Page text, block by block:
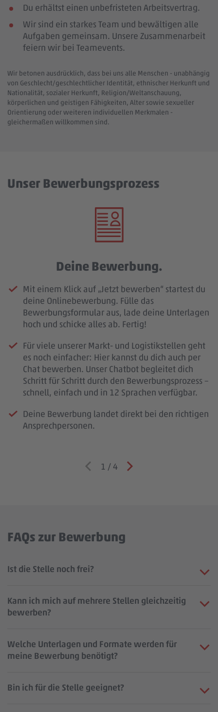
Du erhältst einen unbefristeten Arbeitsvertrag.
Wir sind ein starkes Team und bewältigen alle
Aufgaben gemeinsam. Unsere Zusammenarbeit
feiern wir bei Teamevents.
Wir betonen ausdrücklich, dass bei uns alle Menschen - unabhängig
von Geschlecht/geschlechtlicher Identität, ethnischer Herkunft und
Nationalität, sozialer Herkunft, Religion/Weltanschauung,
körperlichen und geistigen Fähigkeiten, Alter sowie sexueller
Orientierung oder weiteren individuellen Merkmalen -
gleichermaßen willkommen sind.
Unser Bewerbungsprozess
Deine Bewerbung.
Mit einem Klick auf „Jetzt bewerben“ startest du
deine Onlinebewerbung. Fülle das
Bewerbungsformular aus, lade deine Unterlagen
hoch und schicke alles ab. Fertig!
Für viele unserer Markt- und Logistikstellen geht
es noch einfacher: Hier kannst du dich auch per
Chat bewerben. Unser Chatbot begleitet dich
Schritt für Schritt durch den Bewerbungsprozess –
schnell, einfach und in 12 Sprachen verfügbar.
Deine Bewerbung landet direkt bei den richtigen
Ansprechpersonen.
1 / 4
FAQs zur Bewerbung
Ist die Stelle noch frei?
Kann ich mich auf mehrere Stellen gleichzeitig
bewerben?
Welche Unterlagen und Formate werden für
meine Bewerbung benötigt?
Bin ich für die Stelle geeignet?